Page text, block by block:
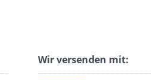
Wir versenden mit: